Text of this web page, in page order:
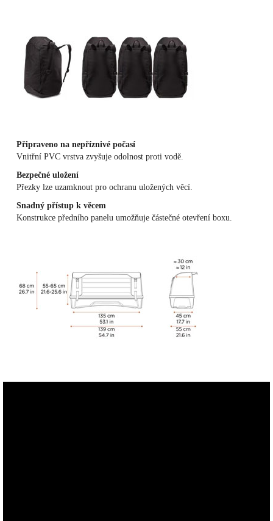
Připraveno na nepříznivé počasí
Vnitřní PVC vrstva zvyšuje odolnost proti vodě.
Bezpečné uložení
Přezky lze uzamknout pro ochranu uložených věcí.
Snadný přístup k věcem
Konstrukce předního panelu umožňuje částečné otevření boxu.